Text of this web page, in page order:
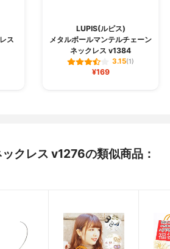
ス
LUPIS(ルピス)
メタルボールマンテルチェーン
ネックレス v1384
3.15(1)
¥169
クレス v1276の類似商品：